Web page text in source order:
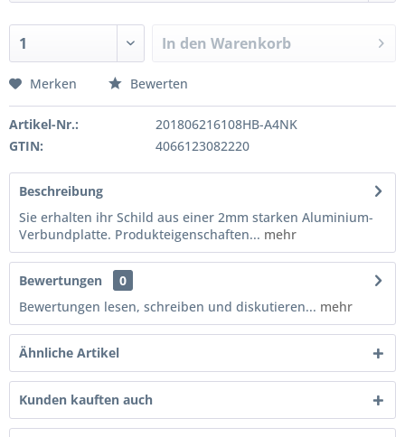
In den Warenkorb
Merken Bewerten
Artikel-Nr.:
201806216108HB-A4NK
GTIN:
4066123082220
Beschreibung
Sie erhalten ihr Schild aus einer 2mm starken Aluminium-
Verbundplatte. Produkteigenschaften... mehr
Bewertungen
0
Bewertungen lesen, schreiben und diskutieren... mehr
Ähnliche Artikel
Kunden kauften auch